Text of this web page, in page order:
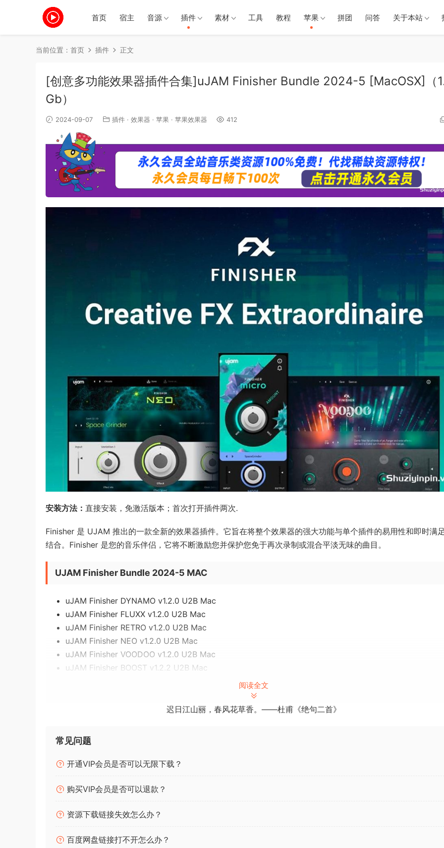
首页 宿主 音源 插件 素材 工具 教程 苹果 拼团 问答 关于本站
当前位置： 首页 插件 正文
[创意多功能效果器插件合集]uJAM Finisher Bundle 2024-5 [MacOSX]（
Gb）
2024-09-07 插件 · 效果器 · 苹果 · 苹果效果器 412
安装方法： 直接安装，免激活版本；首次打开插件两次.
Finisher 是 UJAM 推出的一款全新的效果器插件。它旨在将整个效果器的强大功能与单个插件的易用性和即时满
结合。Finisher 是您的音乐伴侣，它将不断激励您并保护您免于再次录制或混合平淡无味的曲目。
UJAM Finisher Bundle 2024-5 MAC
uJAM Finisher DYNAMO v1.2.0 U2B Mac
uJAM Finisher FLUXX v1.2.0 U2B Mac
uJAM Finisher RETRO v1.2.0 U2B Mac
uJAM Finisher NEO v1.2.0 U2B Mac
uJAM Finisher VOODOO v1.2.0 U2B Mac
uJAM Finisher BOOST v1.2.2 U2B Mac
阅读全文
迟日江山丽，春风花草香。——杜甫《绝句二首》
常见问题
开通VIP会员是否可以无限下载？
购买VIP会员是否可以退款？
资源下载链接失效怎么办？
百度网盘链接打不开怎么办？